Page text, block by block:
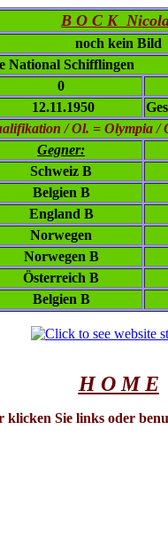
B O C K
noch kein Bild
National Schifflingen
0
12.11.1950
/ Ol. = Olympia
Gegner:
Schweiz B
Belgien B
England B
Norwegen
Norwegen B
Österreich B
Belgien B
H O M E
klicken Sie links oder